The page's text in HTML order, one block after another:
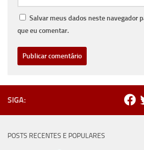
Salvar meus dados neste navegador
que eu comentar.
SIGA:
POSTS RECENTES E POPULARES